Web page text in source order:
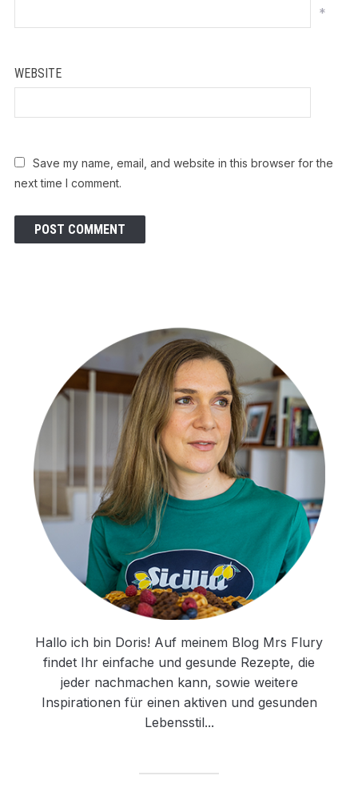
*
WEBSITE
Save my name, email, and website in this browser for the
next time I comment.
Hallo ich bin Doris! Auf meinem Blog Mrs Flury
findet Ihr einfache und gesunde Rezepte, die
jeder nachmachen kann, sowie weitere
Inspirationen für einen aktiven und gesunden
Lebensstil...